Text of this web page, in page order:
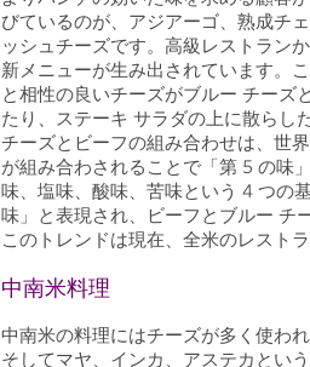
びているのが、アジアーゴ、熟成チ
ッシュチーズです。高級レストラン
新メニューが生み出されています。
と相性の良いチーズがブルー チーズ
たり、ステーキ サラダの上に散らし
チーズとビーフの組み合わせは、世
が組み合わされることで「第 5 の味
味、塩味、酸味、苦味という 4 つの
味」と表現され、ビーフとブルー チ
このトレンドは現在、全米のレスト
中南米料理
中南米の料理にはチーズが多く使わ
そしてマヤ、インカ、アステカとい